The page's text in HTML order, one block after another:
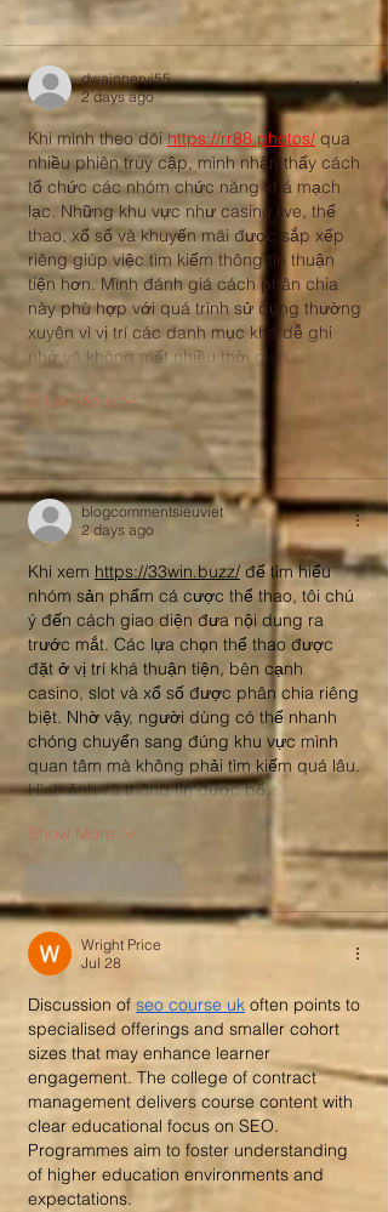
Reply
dwainnervi55
2 days ago
Khi mình theo dõi https://rr88.photos/ qua
nhiều phiên truy cập, mình nhận thấy cách
tổ chức các nhóm chức năng khá mạch
lạc. Những khu vực như casino live, thể
thao, xổ số và khuyến mãi được sắp xếp
riêng giúp việc tìm kiếm thông tin thuận
tiện hơn. Mình đánh giá cách phân chia
này phù hợp với quá trình sử dụng thường
xuyên vì vị trí các danh mục khá dễ ghi
nhớ và không mất nhiều thời gian…
Show More
blogcommentsieuviet
2 days ago
Khi xem https://33win.buzz/ để tìm hiểu
nhóm sản phẩm cá cược thể thao, tôi chú
ý đến cách giao diện đưa nội dung ra
trước mắt. Các lựa chọn thể thao được
đặt ở vị trí khá thuận tiện, bên cạnh
casino, slot và xổ số được phân chia riêng
biệt. Nhờ vậy, người dùng có thể nhanh
chóng chuyển sang đúng khu vực mình
quan tâm mà không phải tìm kiếm quá lâu.
Hình ảnh và thông tin được bố…
Show More
Wright Price
Jul 28
Discussion of seo course uk often points to
specialised offerings and smaller cohort
sizes that may enhance learner
engagement. The college of contract
management delivers course content with
clear educational focus on SEO.
Programmes aim to foster understanding
of higher education environments and
expectations.